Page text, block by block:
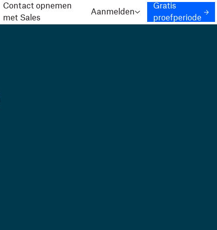
Contact opnemen
met Sales
Aanmelden
Gratis
proefperiode